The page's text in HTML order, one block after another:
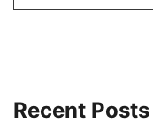
Recent Posts